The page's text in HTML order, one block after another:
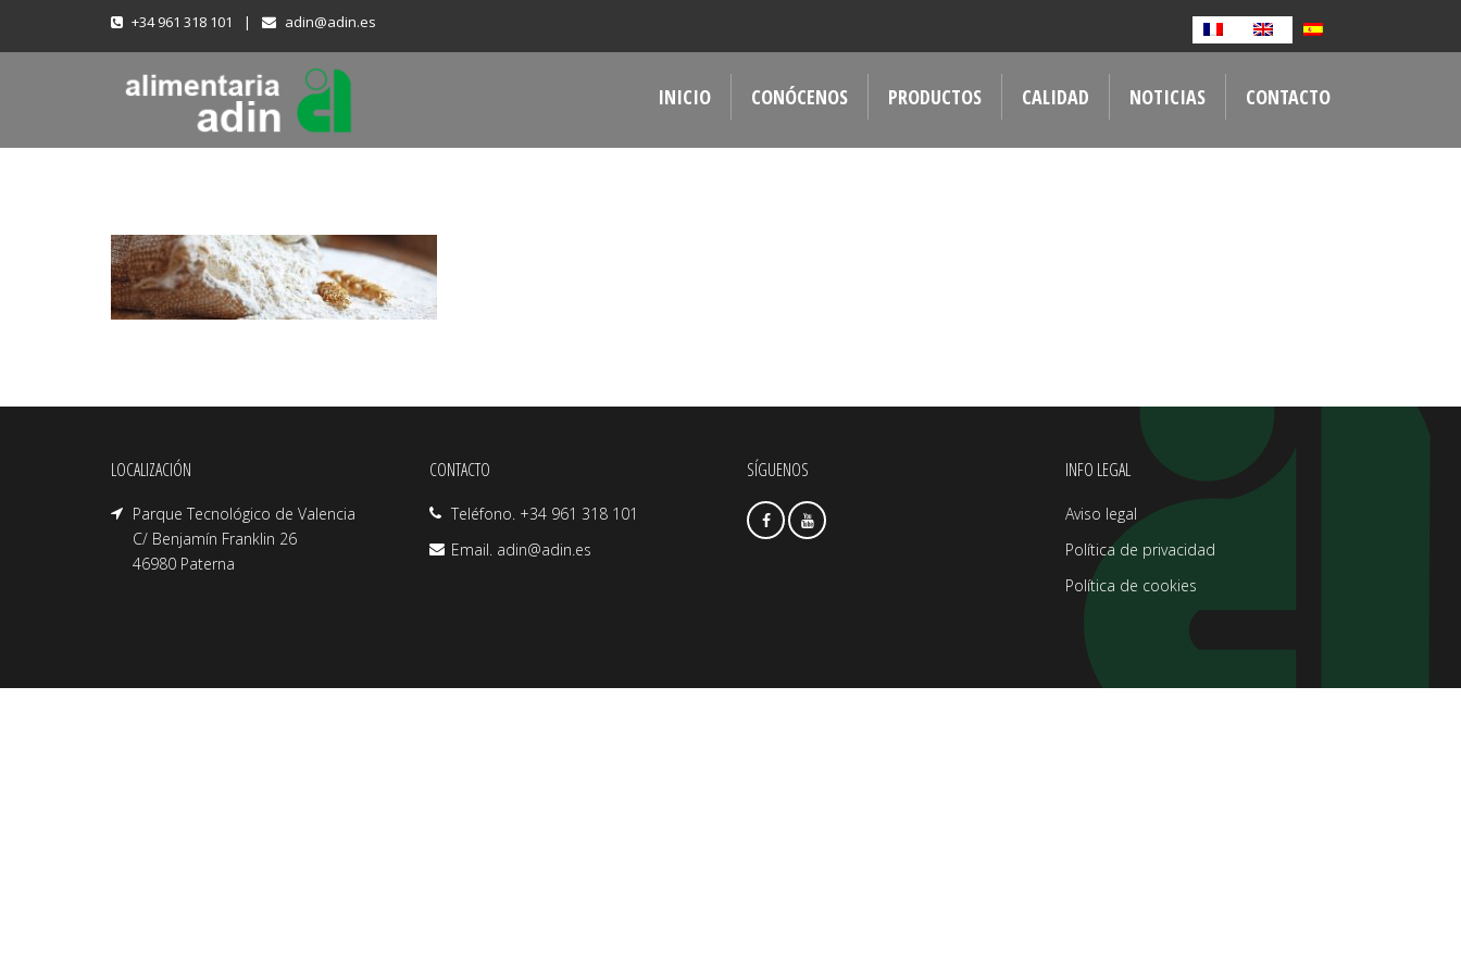
+34 961 318 101 | adin@adin.es
INICIO CONÓCENOS PRODUCTOS CALIDAD NOTICIAS CONTACTO
LOCALIZACIÓN
Parque Tecnológico de Valencia
C/ Benjamín Franklin 26
46980 Paterna
CONTACTO
Teléfono. +34 961 318 101
Email. adin@adin.es
SÍGUENOS INFO LEGAL
Aviso legal
Política de privacidad
Política de cookies